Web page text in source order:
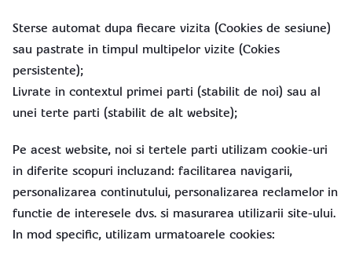
Sterse automat dupa fiecare vizita (Cookies de sesiune)
sau pastrate in timpul multipelor vizite (Cokies
persistente);
Livrate in contextul primei parti (stabilit de noi) sau al
unei terte parti (stabilit de alt website);
Pe acest website, noi si tertele parti utilizam cookie-uri
in diferite scopuri incluzand: facilitarea navigarii,
personalizarea continutului, personalizarea reclamelor in
functie de interesele dvs. si masurarea utilizarii site-ului.
In mod specific, utilizam urmatoarele cookies: